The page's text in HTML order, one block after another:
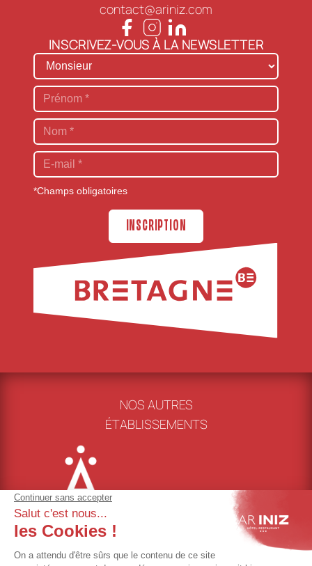
contact@ariniz.com
INSCRIVEZ-VOUS À LA NEWSLETTER
*Champs obligatoires
INSCRIPTION
NOS AUTRES
ÉTABLISSEMENTS